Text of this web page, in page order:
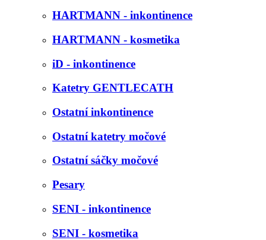
HARTMANN - inkontinence
HARTMANN - kosmetika
iD - inkontinence
Katetry GENTLECATH
Ostatní inkontinence
Ostatní katetry močové
Ostatní sáčky močové
Pesary
SENI - inkontinence
SENI - kosmetika